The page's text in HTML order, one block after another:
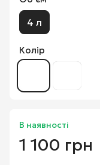
4 л
Колір
В наявності
1 100 грн